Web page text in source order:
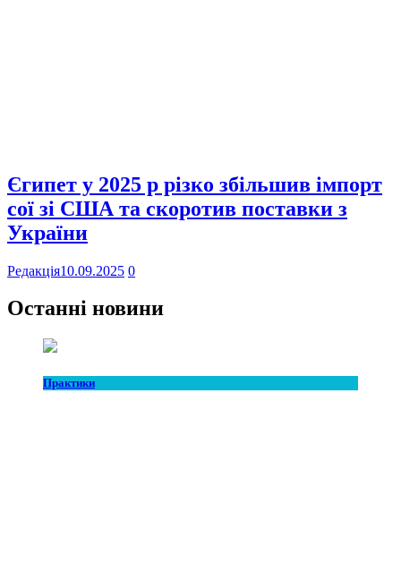
Єгипет у 2025 р різко збільшив імпорт
сої зі США та скоротив поставки з
України
Редакція10.09.2025 0
Останні новини
Практики